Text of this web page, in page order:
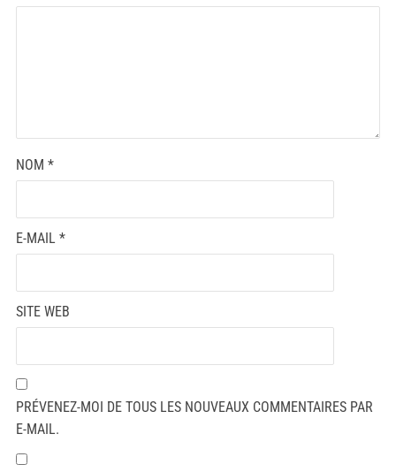
NOM *
E-MAIL *
SITE WEB
PRÉVENEZ-MOI DE TOUS LES NOUVEAUX COMMENTAIRES PAR
E-MAIL.